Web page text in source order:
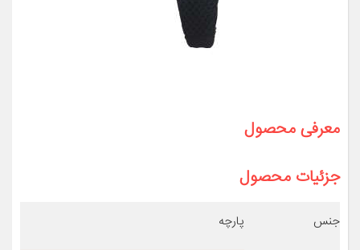
معرفی محصول
جزئیات محصول
جنس پارچه